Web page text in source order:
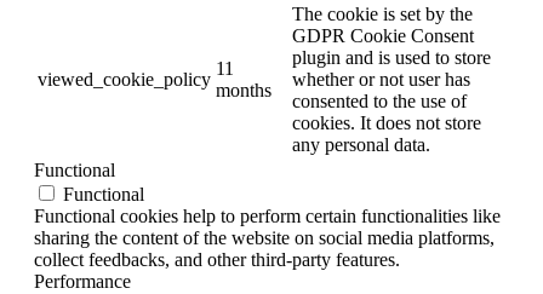
viewed_cookie_policy
11
months
The cookie is set by the
GDPR Cookie Consent
plugin and is used to store
whether or not user has
consented to the use of
cookies. It does not store
any personal data.
Functional
Functional
Functional cookies help to perform certain functionalities like
sharing the content of the website on social media platforms,
collect feedbacks, and other third-party features.
Performance